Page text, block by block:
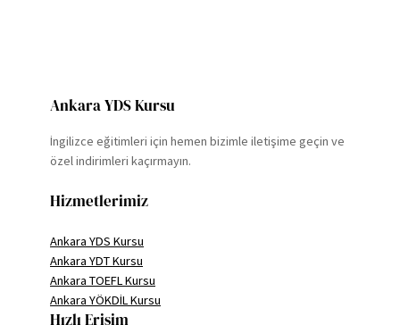
Ankara YDS Kursu
İngilizce eğitimleri için hemen bizimle iletişime geçin ve
özel indirimleri kaçırmayın.
Hizmetlerimiz
Ankara YDS Kursu
Ankara YDT Kursu
Ankara TOEFL Kursu
Ankara YÖKDİL Kursu
Hızlı Erişim